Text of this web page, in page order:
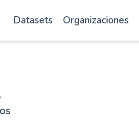
Datasets Organizaciones